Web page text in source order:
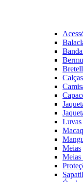
Calças
Luvas
Meias
Meias